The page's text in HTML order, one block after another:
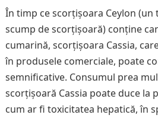
În timp ce scorțișoara Ceylon (un
scump de scorțișoară) conține
cumarină, scorțișoara Cassia,
în produsele comerciale, poate
semnificative. Consumul prea
scorțișoară Cassia poate duce la
cum ar fi toxicitatea hepatică, în